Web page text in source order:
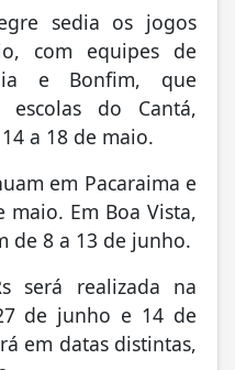
sedia os jogos
com equipes de
e Bonfim, que
do Cantá,
a 18 de maio.
em Pacaraima e
maio. Em Boa Vista,
de 8 a 13 de junho.
será realizada na
de junho e 14 de
em datas distintas,